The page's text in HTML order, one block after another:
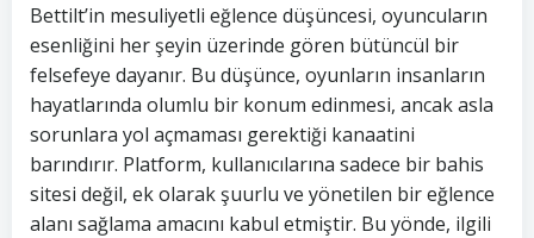
Bettilt’in mesuliyetli eğlence düşüncesi, oyuncuların
esenliğini her şeyin üzerinde gören bütüncül bir
felsefeye dayanır. Bu düşünce, oyunların insanların
hayatlarında olumlu bir konum edinmesi, ancak asla
sorunlara yol açmaması gerektiği kanaatini
barındırır. Platform, kullanıcılarına sadece bir bahis
sitesi değil, ek olarak şuurlu ve yönetilen bir eğlence
alanı sağlama amacını kabul etmiştir. Bu yönde, ilgili